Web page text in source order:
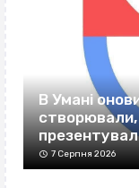
В Умані
створювали,
7 Серпня 2026